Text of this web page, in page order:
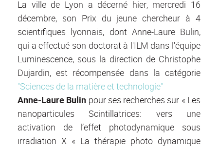
La ville de Lyon a décerné hier, mercredi 16
décembre, son Prix du jeune chercheur à 4
scientifiques lyonnais, dont Anne-Laure Bulin,
qui a effectué son doctorat à l'ILM dans l'équipe
Luminescence, sous la direction de Christophe
Dujardin, est récompensée dans la catégorie
"Sciences de la matière et technologie"
Anne-Laure Bulin pour ses recherches sur « Les
nanoparticules Scintillatrices: vers une
activation de l’effet photodynamique sous
irradiation X « La thérapie photo dynamique